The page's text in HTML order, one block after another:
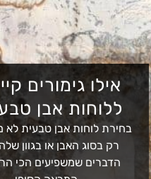
אילו גימורים
ללוחות אבן
בחירת לוחות אבן טבעית
רק בסוג האבן או בגוון
הדברים שמשפיעים הכי